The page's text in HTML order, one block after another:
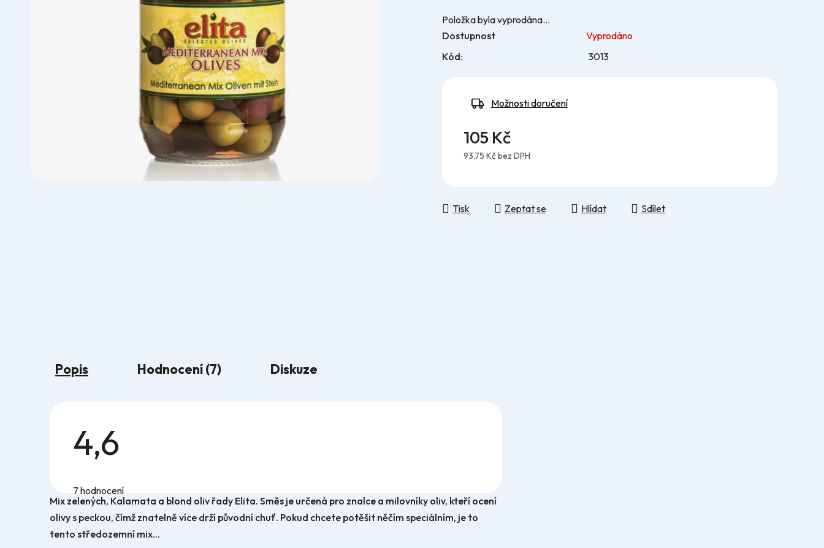
hvězdiček.
Položka byla vyprodána…
Dostupnost
Vyprodáno
Kód:
3013
Možnosti doručení
105 Kč
93,75 Kč bez DPH
Tisk Zeptat se Hlídat Sdílet
Popis Hodnocení (7) Diskuze
4,6
produktu
je
z
5
hvězdiček.
7 hodnocení
Mix zelených, Kalamata a blond oliv řady Elita. Směs je určená pro znalce a milovníky oliv, kteří ocení
olivy s peckou, čímž znatelně více drží původní chuť. Pokud chcete potěšit něčím speciálním, je to
tento středozemní mix...